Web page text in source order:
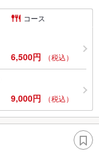
コース
6,500円 （税込）
9,000円 （税込）